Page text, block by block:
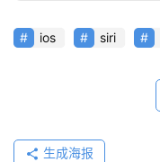
好
文
程
ios siri
生成海报